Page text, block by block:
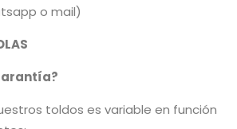
o mail)
toldos es variable en función